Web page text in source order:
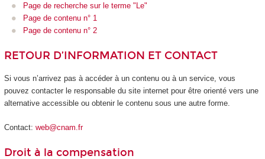
Page de recherche sur le terme "Le"
Page de contenu n° 1
Page de contenu n° 2
RETOUR D’INFORMATION ET CONTACT
Si vous n’arrivez pas à accéder à un contenu ou à un service, vous
pouvez contacter le responsable du site internet pour être orienté vers une
alternative accessible ou obtenir le contenu sous une autre forme.
Contact: web@cnam.fr
Droit à la compensation